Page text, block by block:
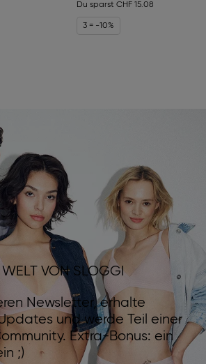
Du sparst CHF 15.08
3 = -10%
VON SLOGGI
Newsletter, erhalte
und werde Teil einer
Extra-Bonus: ein
;)